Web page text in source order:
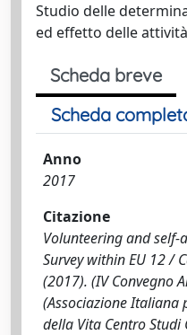
Studio delle
ed effetto delle
Scheda breve
Scheda
Anno
2017
Citazione
Volunteering and self-
Survey within EU 12 /
(2017). (IV Convegno
(Associazione Italiana
della Vita Centro Studi